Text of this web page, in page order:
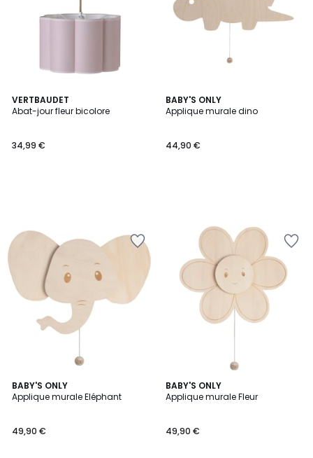
VERTBAUDET
Abat-jour fleur bicolore
34,99 €
BABY'S ONLY
Applique murale dino
44,90 €
BABY'S ONLY
Applique murale Eléphant
49,90 €
BABY'S ONLY
Applique murale Fleur
49,90 €